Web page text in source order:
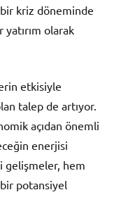
kriz döneminde
olarak
etkisiyle
talep de artıyor.
açıdan önemli
enerjisi
gelişmeler, hem
potansiyel